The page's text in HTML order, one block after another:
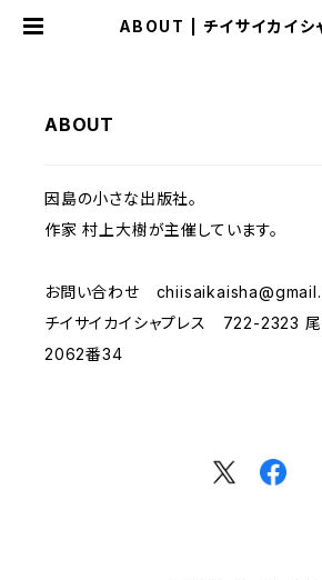
ABOUT | チイサイカイシ
ABOUT
因島の小さな出版社。
作家 村上大樹が主催しています。
お問い合わせ
チイサイカイシャプレス 722-2323
2062番34